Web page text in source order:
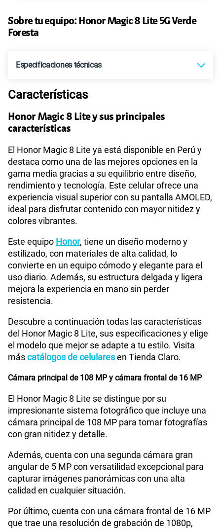
Paga solo S/49.90
Paga solo
Paga solo
Ver menos planes
Sobre tu equipo: Honor Magic 8 Lite 5G Verde
Foresta
Especificaciones técnicas
Tecnología de Pantalla
Procesador Qualcomm Snapdragon 6 Gen 4
Tamaño de Pantalla 6.79
WiFI
Peso
Bluetooth Si
Cámara de fotos Principal
Cámara de fotos Frontal
Radio FM
Capacidad Memoria Externa
Capacidad Memoria Interna 512 GB
Características
Honor Magic 8 Lite y sus principales
características
El Honor Magic 8 Lite ya está disponible en Perú y
destaca como una de las mejores opciones en la
gama media gracias a su equilibrio entre diseño,
rendimiento y tecnología. Este celular ofrece una
experiencia visual superior con su pantalla AMOLED,
ideal para disfrutar contenido con mayor nitidez y
colores vibrantes.
Este equipo Honor, tiene un diseño moderno y
estilizado, con materiales de alta calidad, lo
convierte en un equipo cómodo y elegante para el
uso diario. Además, su estructura delgada y ligera
mejora la experiencia en mano sin perder
resistencia.
Descubre a continuación todas las características
del Honor Magic 8 Lite, sus especificaciones y elige
el modelo que mejor se adapte a tu estilo. Visita
máscatálogos de celularesen Tienda Claro.
Cámara principal de 108 MP y cámara frontal de 16 MP
El Honor Magic 8 Lite se distingue por su
impresionante sistema fotográfico que incluye una
cámara principal de 108 MP para tomar fotografías
con gran nitidez y detalle.
Además, cuenta con una segunda cámara gran
angular de 5 MP con versatilidad excepcional para
capturar imágenes panorámicas con una alta
calidad en cualquier situación.
Por último, cuenta con una cámara frontal de 16 MP
que trae una resolución de grabación de 1080p,